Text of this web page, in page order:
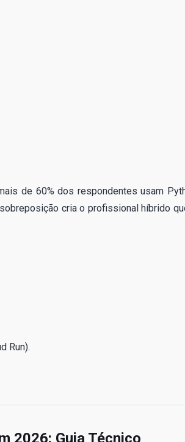
de 60% dos respondentes usam
cria o profissional híbrido
Run).
2026: Guia Técnico